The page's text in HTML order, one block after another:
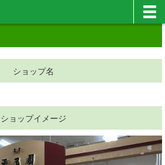
ショップ名
ショップイメージ